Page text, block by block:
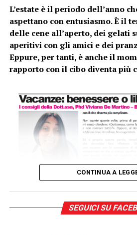
Molto più utili della bilancia sono
vestibilità degli abiti, la sensazione
leggerezza, il miglioramento della
riduzione del gonfiore. Per avere
affidabili, in studio utilizzo la
un’analisi che distingue tra massa
Solo così possiamo capire se un
duraturo, oppure se riguarda
non è positivo. Il consiglio della
ogni giorno sulla bilancia non
hai durante la giornata.
Conta la determinazione con cui
abitudini: cucinare in modo più
dedicarti a te stessa. Il
L’estate è il periodo dell’anno
aspettano con entusiasmo. È il
delle cene all’aperto, dei gelati
aperitivi con gli amici e dei
Eppure, per tanti, è anche il
rapporto con il cibo diventa più
CONTINUA A
SEGUICI SU